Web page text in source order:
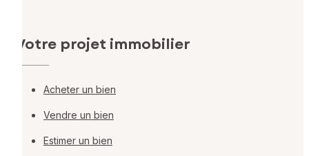
Votre projet immobilier
Acheter un bien
Vendre un bien
Estimer un bien